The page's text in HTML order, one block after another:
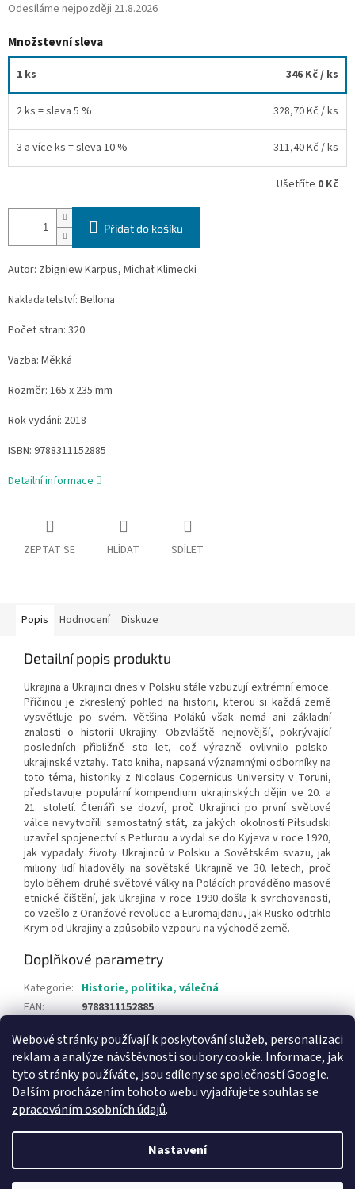
Webové stránky používají k poskytování služeb, personalizaci
reklam a analýze návštěvnosti soubory cookie. Informace, jak
tyto stránky používáte, jsou sdíleny se společností Google.
Dalším procházením tohoto webu vyjadřujete souhlas se
zpracováním osobních údajů.
Nastavení
Odesíláme nejpozději 21.8.2026
Množstevní sleva
1 ks 346 Kč/ ks
2 ks = sleva 5 % 328,70 Kč / ks
3 a více ks = sleva 10 % 311,40 Kč / ks
Ušetříte 0 Kč
Přidat do košíku
Autor: Zbigniew Karpus, Michał Klimecki
Nakladatelství: Bellona
Počet stran: 320
Vazba: Měkká
Rozměr: 165 x 235 mm
Rok vydání: 2018
ISBN: 9788311152885
Detailní informace
ZEPTAT SE HLÍDAT SDÍLET
Popis Hodnocení Diskuze
Detailní popis produktu
Ukrajina a Ukrajinci dnes v Polsku stále vzbuzují extrémní emoce.
Příčinou je zkreslený pohled na historii, kterou si každá země
vysvětluje po svém. Většina Poláků však nemá ani základní
znalosti o historii Ukrajiny. Obzvláště nejnovější, pokrývající
posledních přibližně sto let, což výrazně ovlivnilo polsko-
ukrajinské vztahy. Tato kniha, napsaná významnými odborníky na
toto téma, historiky z Nicolaus Copernicus University v Toruni,
představuje populární kompendium ukrajinských dějin ve 20. a
21. století. Čtenáři se dozví, proč Ukrajinci po první světové
válce nevytvořili samostatný stát, za jakých okolnostíPiłsudski
uzavřel spojenectví s Petlurou a vydal se do Kyjeva v roce 1920,
jak vypadaly životy Ukrajinců v Polsku a Sovětském svazu, jak
miliony lidí hladověly na sovětské Ukrajině ve 30. letech, proč
bylo během druhé světové války na Polácích prováděno masové
etnické čištění, jak Ukrajina v roce 1990 došla k svrchovanosti,
co vzešlo z Oranžové revoluce a Euromajdanu, jak Rusko odtrhlo
Krym od Ukrajiny a způsobilo vzpouru na východě země.
Doplňkové parametry
Kategorie: Historie, politika, válečná
EAN: 9788311152885
Knihy pro děti
Vytvořil Shoptet